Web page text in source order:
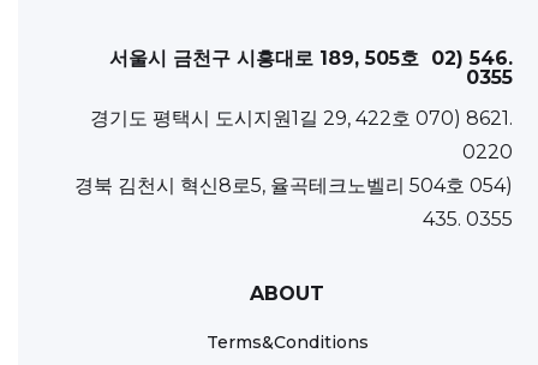
서울시 금천구 시흥대로 189, 505호 02) 546.
0355
경기도 평택시 도시지원1길 29, 422호 070) 8621.
0220
경북 김천시 혁신8로5, 율곡테크노벨리 504호 054)
435. 0355
ABOUT
Terms&Conditions